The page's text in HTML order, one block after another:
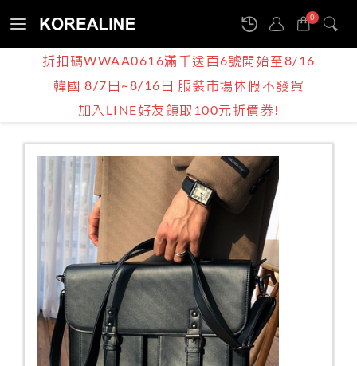
0
折扣碼WWAA0616滿千送百6號開始至8/16
韓國 8/7日~8/16日 服裝市場休假不發貨
加入LINE好友領取100元折價券!
產品介紹 BOY | MEN
背包
韓國男裝 / 職場穿搭首提包單肩包公事包